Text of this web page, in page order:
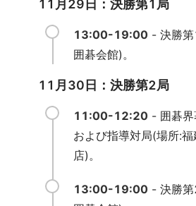
11月29日：決勝第1局
13:00-19:00 - 決勝
囲碁会館)。
11月30日：決勝第2局
11:00-12:20 - 囲碁
および指導対局(場所:
店)。
13:00-19:00 - 決勝